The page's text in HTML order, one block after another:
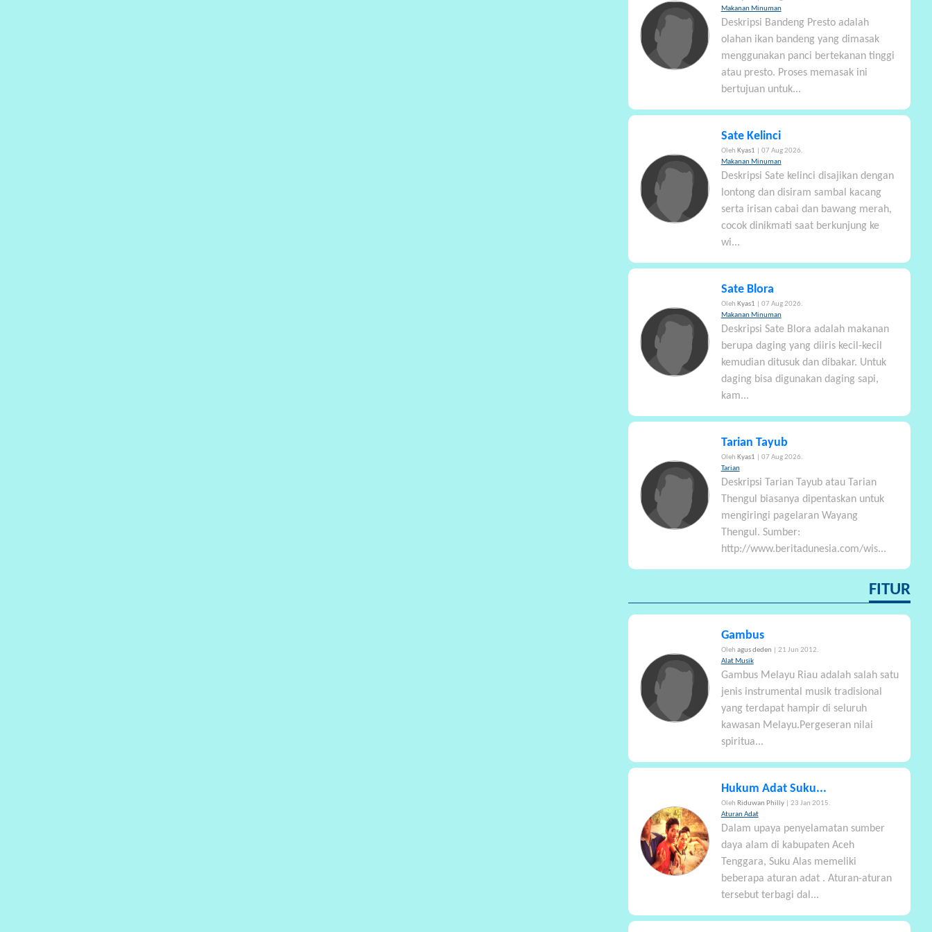
Makanan Minuman
Deskripsi Bandeng Presto adalah
olahan ikan bandeng yang dimasak
menggunakan panci bertekanan tinggi
atau presto. Proses memasak ini
bertujuan untuk...
Sate Kelinci
Oleh Kyas1
| 07 Aug 2026.
Makanan Minuman
Deskripsi Sate kelinci disajikan dengan
lontong dan disiram sambal kacang
serta irisan cabai dan bawang merah,
cocok dinikmati saat berkunjung ke
wi...
Sate Blora
Oleh Kyas1
| 07 Aug 2026.
Makanan Minuman
Deskripsi Sate Blora adalah makanan
berupa daging yang diiris kecil-kecil
kemudian ditusuk dan dibakar. Untuk
daging bisa digunakan daging sapi,
kam...
Tarian Tayub
Oleh Kyas1
| 07 Aug 2026.
Tarian
Deskripsi Tarian Tayub atau Tarian
Thengul biasanya dipentaskan untuk
mengiringi pagelaran Wayang
Thengul. Sumber:
http://www.beritadunesia.com/wis...
FITUR
Gambus
Oleh agus deden
| 21 Jun 2012.
Alat Musik
Gambus Melayu Riau adalah salah satu
jenis instrumental musik tradisional
yang terdapat hampir di seluruh
kawasan Melayu.Pergeseran nilai
spiritua...
Hukum Adat Suku...
Oleh Riduwan Philly
| 23 Jan 2015.
Aturan Adat
Dalam upaya penyelamatan sumber
daya alam di kabupaten Aceh
Tenggara, Suku Alas memeliki
beberapa aturan adat . Aturan-aturan
tersebut terbagi dal...